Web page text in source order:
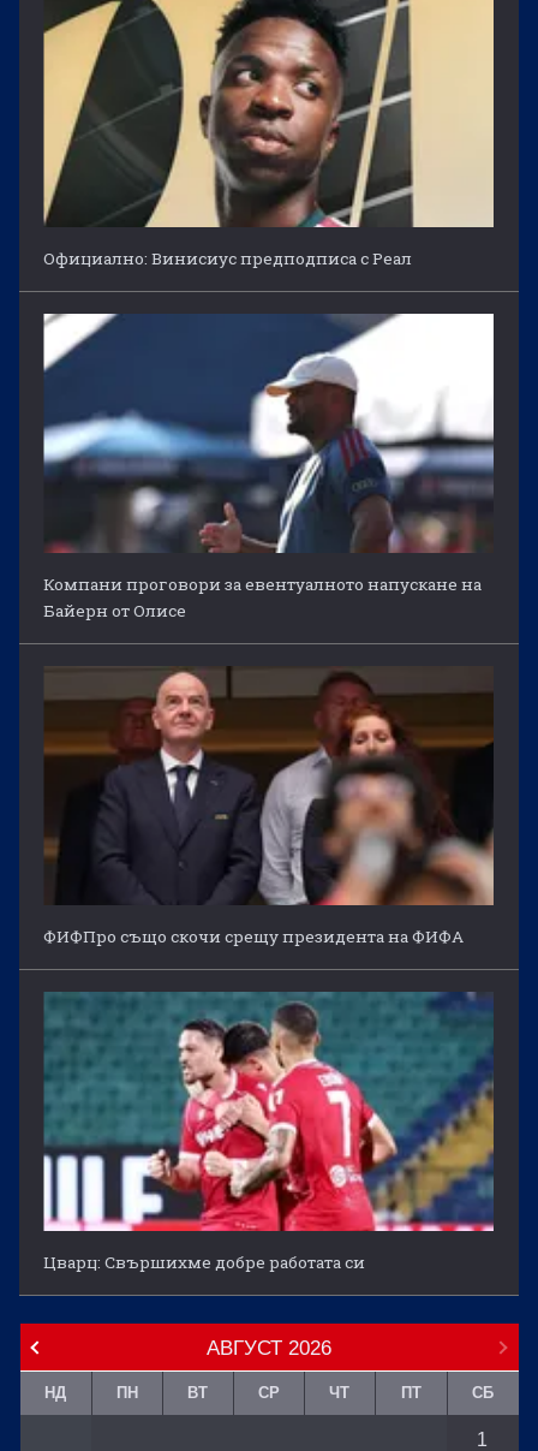
Официално: Винисиус предподписа с Реал
Компани проговори за евентуалното напускане на
Байерн от Олисе
ФИФПро също скочи срещу президента на ФИФА
Цварц: Свършихме добре работата си
АВГУСТ 2026
НД ПН ВТ СР ЧТ ПТ СБ
1